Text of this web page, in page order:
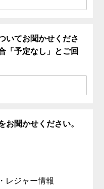
いてお聞かせくださ
「予定なし」とご回
お聞かせください。
レジャー情報